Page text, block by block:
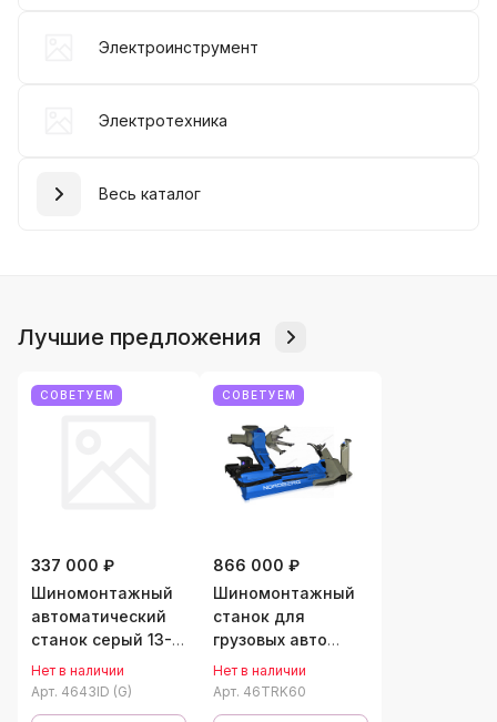
Электроинструмент
Электротехника
Весь каталог
Лучшие предложения
СОВЕТУЕМ
337 000 ₽
Шиномонтажный
автоматический
станок серый 13-
27", 220В, 6,5-13
об/мин NORDBERG
Нет в наличии
Арт. 4643ID (G)
СОВЕТУЕМ
866 000 ₽
Шиномонтажный
станок для
грузовых авто
односкоростной
14-60" 380В
Нет в наличии
Арт. 46TRK60